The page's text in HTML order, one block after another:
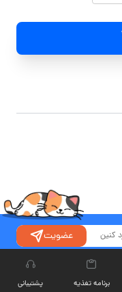
عضویت
برنامه تغذیه پشتیبانی